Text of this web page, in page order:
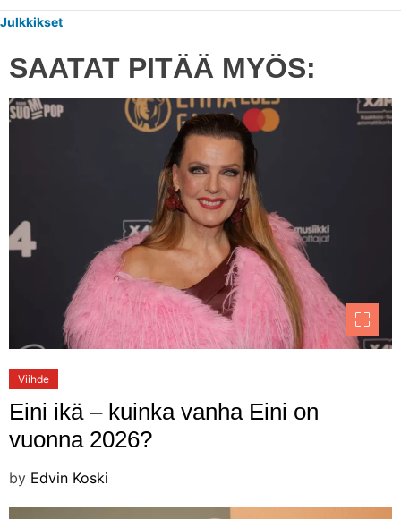
Julkkikset
SAATAT PITÄÄ MYÖS:
Viihde
Eini ikä – kuinka vanha Eini on
vuonna 2026?
by Edvin Koski